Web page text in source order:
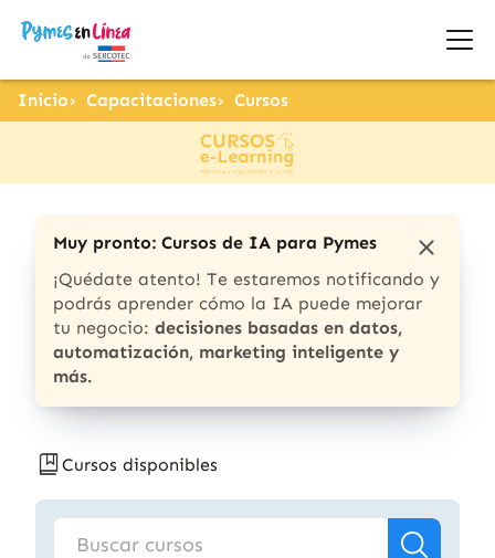
Inicio Capacitaciones Cursos
Muy pronto: Cursos de IA para Pymes
¡Quédate atento! Te estaremos notificando y
podrás aprender cómo la IA puede mejorar
tu negocio: decisiones basadas en datos,
automatización, marketing inteligente y
más.
Cursos disponibles